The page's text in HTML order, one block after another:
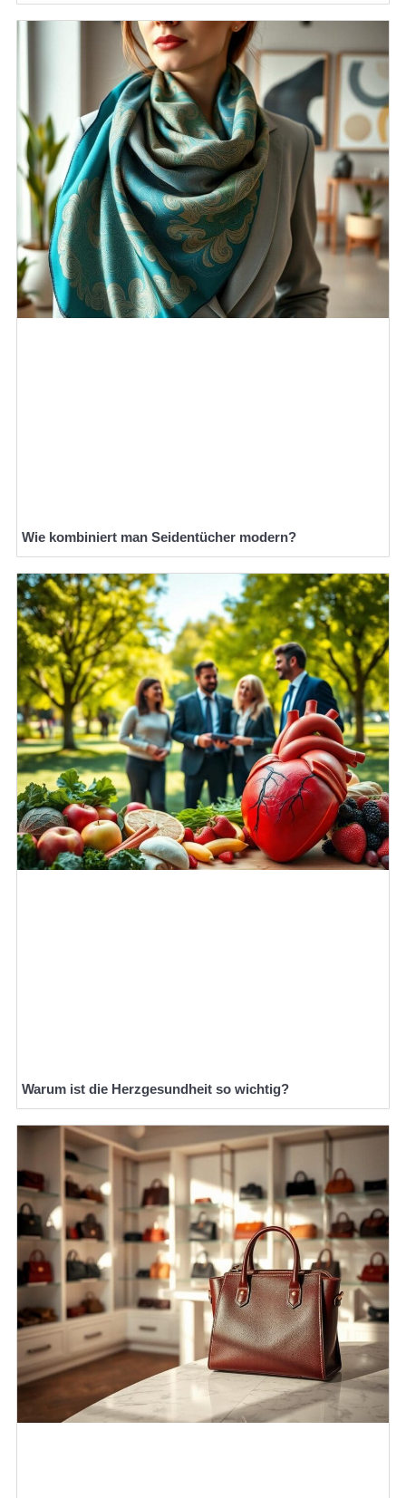
Wie kombiniert man Seidentücher modern?
Warum ist die Herzgesundheit so wichtig?